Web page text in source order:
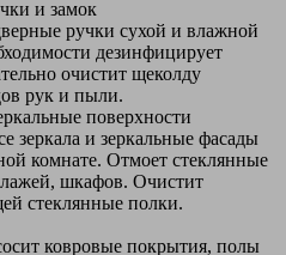
и замок
ручки сухой и влажной
дезинфицирует
очистит щеколду
рук и пыли.
поверхности
зеркала и зеркальные фасады
комнате. Отмоет стеклянные
шкафов. Очистит
стеклянные полки.
ковровые покрытия, полы